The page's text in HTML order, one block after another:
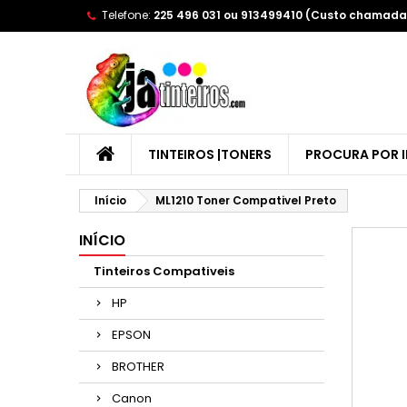
Telefone: 225 496 031 ou 913499410 (Custo
TINTEIROS |TONERS PROCURA POR
Início ML1210 Toner Compativel Preto
INÍCIO
Tinteiros Compativeis
HP
EPSON
BROTHER
Canon